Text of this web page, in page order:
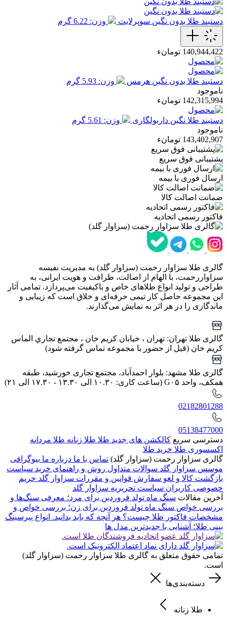
دستبند طلا بدون نگین سوپرلایت وزن: 6.22 گرم
140,944,422 تومانء
دستبند طلا بدون نگین هرمس
وزن: 5.93 گرم
ناموجود
142,315,994 تومانء
دستبند طلا نگین داربولگاری
وزن: 5.61 گرم
ناموجود
143,402,907 تومانء
پشتیبانی فوق سریع
ارسال فوری با بیمه
ضمانت اصالت کالا
فاکتور رسمی اتحادیه
گالری طلا سزاوار رحمت (سزاوار گلد) به مدیریت نفیسه
سزاواررحمت، با الهام از اصالت، ظرافت و هویت ایرانی، به
طراحی و تولید انواع طلاهای خاص و باکیفیت می‌پردازد. تمامی آثار
این مجموعه حاصل کار تیمی حرفه‌ای و خلاق است که زیبایی و
ماندگاری را در هر اثر به نمایش می‌گذارند.
گالری طلا تهران: تهران ، خيابان كريم خان ، مجتمع تجاري الماس
كريم خان (قبل از حضور با مجموعه تماس گرفته شود)
گالری طلا مشهد: بلوار احمدآباد، مجتمع تجاری خورشید، طبقه
همکف، واحد G۰۵ (ساعت کاری: ۱۰.۳۰ الی ۱۳.۳۰ - ۱۷.۳۰ الی ۲۱)
02182801288
05138477000
دسترسی سریع کالکشن های جدید طلا طلا زنانه طلا مردانه
اکسسوری طلا خرید طلا
گالری سزاوار رحمت (سزاوار گلد) تماس با ما درباره ما بیوگرافی
موسس سزاوار گلد سوالات متداول روش و راهنمای خرید سیاست
بازگشت کالا و لغو سفارش قوانین و مقررات سزاوار گلد حریم
خصوصی کاربران سیاست تحریریه سزاوار گلد
آخرین مقالات سنگ ماه تولد فروردین برای مرد؛ معرفی سنگ‌ها و
بررسی خواص سنگ ماه تولد فروردین برای زن؛ بررسی خواص و
مشخصات فاکتور طلا چیست؟ هر آنچه که باید بدانید. انواع پیرسینگ
بینی طلا؛ آشنایی با جدیدترین مدل ها
تمامی حقوق متعلق به گالری طلا سزاوار رحمت (سزاوار گلد)
است.
دسته‌بندی‌ها
طلا زنانه